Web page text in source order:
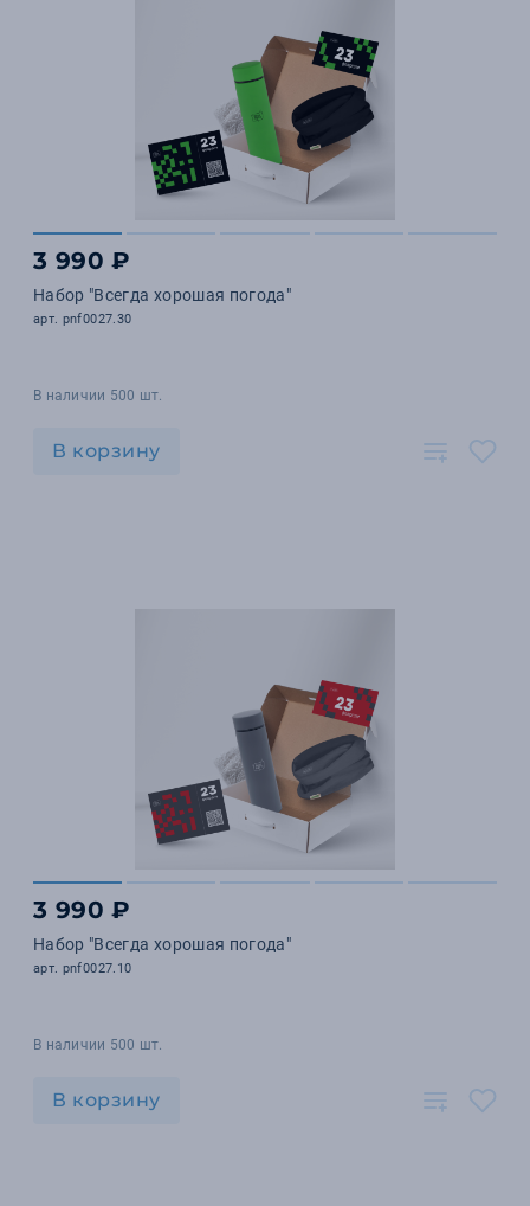
3 990 ₽
Набор "Всегда хорошая погода"
арт. pnf0027.30
В наличии 500 шт.
В корзину
3 990 ₽
Набор "Всегда хорошая погода"
арт. pnf0027.10
В наличии 500 шт.
В корзину